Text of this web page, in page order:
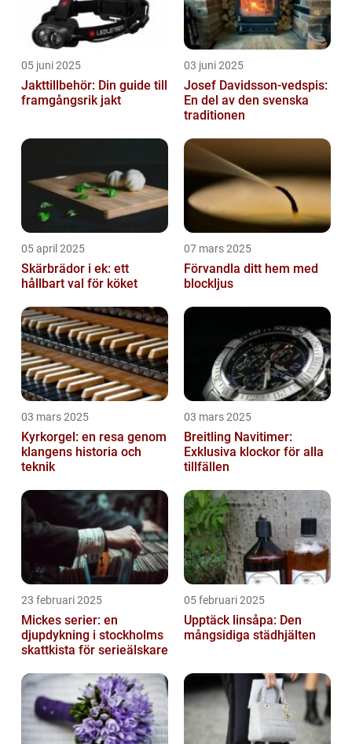
05 juni 2025
Jakttillbehör: Din guide till
framgångsrik jakt
03 juni 2025
Josef Davidsson-vedspis:
En del av den svenska
traditionen
05 april 2025
Skärbrädor i ek: ett
hållbart val för köket
07 mars 2025
Förvandla ditt hem med
blockljus
03 mars 2025
Kyrkorgel: en resa genom
klangens historia och
teknik
03 mars 2025
Breitling Navitimer:
Exklusiva klockor för alla
tillfällen
23 februari 2025
Mickes serier: en
djupdykning i stockholms
skattkista för serieälskare
05 februari 2025
Upptäck linsåpa: Den
mångsidiga städhjälten